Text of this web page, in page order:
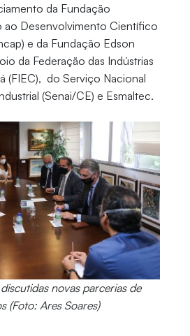
da Fundação
ao Desenvolvimento Científico
e da Fundação Edson
da Federação das Indústrias
(FIEC), do Serviço Nacional
(Senai/CE) e Esmaltec.
novas parcerias de
(Foto: Ares Soares)